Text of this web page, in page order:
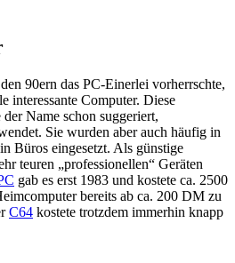
90ern das PC-Einerlei vorherrschte,
interessante Computer. Diese
Name schon suggeriert,
Sie wurden aber auch häufig in
Büros eingesetzt. Als günstige
teuren „professionellen“ Geräten
gab es erst 1983 und kostete ca. 2500
bereits ab ca. 200 DM zu
C64 kostete trotzdem immerhin knapp